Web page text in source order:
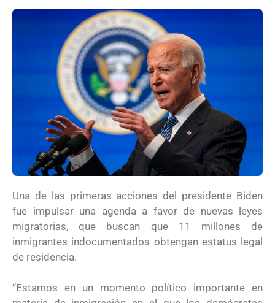
Una de las primeras acciones del presidente Biden
fue impulsar una agenda a favor de nuevas leyes
migratorias, que buscan que 11 millones de
inmigrantes indocumentados obtengan estatus legal
de residencia.
“Estamos en un momento político importante en